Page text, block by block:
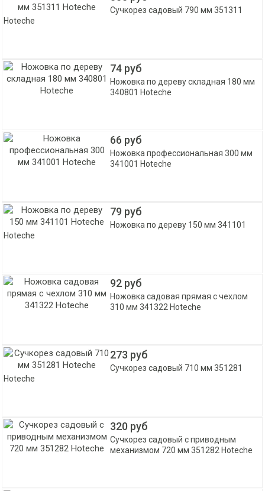
Сучкорез садовый 790 мм 351311
Hoteche
74 руб
Ножовка по дереву складная 180 мм
340801 Hoteche
66 руб
Ножовка профессиональная 300 мм
341001 Hoteche
79 руб
Ножовка по дереву 150 мм 341101
Hoteche
92 руб
Ножовка садовая прямая с чехлом
310 мм 341322 Hoteche
273 руб
Сучкорез садовый 710 мм 351281
Hoteche
320 руб
Сучкорез садовый с приводным
механизмом 720 мм 351282 Hoteche